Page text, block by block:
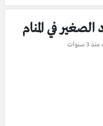
في المنام
منذ 3 سنوات